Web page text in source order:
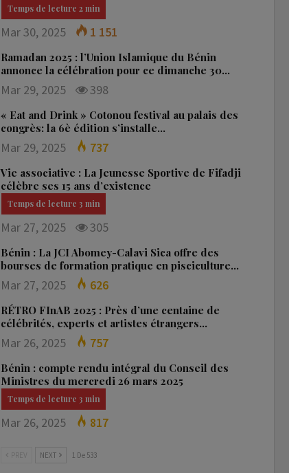
Mar 30, 2025 1 151
Ramadan 2025 : l’Union Islamique du Bénin
annonce la célébration pour ce dimanche 30…
Mar 29, 2025 398
« Eat and Drink » Cotonou festival au palais des
congrès: la 6è édition s’installe…
Mar 29, 2025 737
Vie associative : La Jeunesse Sportive de Fifadji
célèbre ses 15 ans d’existence
Mar 27, 2025 305
Bénin : La JCI Abomey-Calavi Sica offre des
bourses de formation pratique en pisciculture…
Mar 27, 2025 626
RÉTRO FInAB 2025 : Près d’une centaine de
célébrités, experts et artistes étrangers…
Mar 26, 2025 757
Bénin : compte rendu intégral du Conseil des
Ministres du mercredi 26 mars 2025
Mar 26, 2025 817
NEXT 1 De 533